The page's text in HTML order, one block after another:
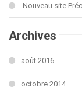
Nouveau site
Archives
août 2016
octobre 2014